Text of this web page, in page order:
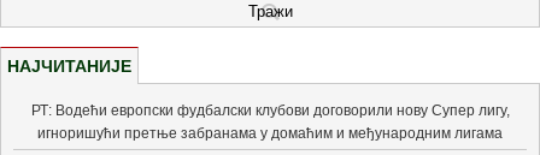
НАЈЧИТАНИЈЕ
РТ: Водећи европски фудбалски клубови договорили нову Супер лигу,
игноришући претње забранама у домаћим и међународним лигама